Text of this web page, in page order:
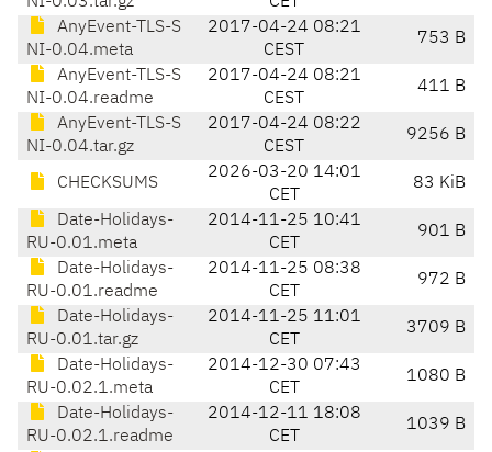
AnyEvent-TLS-S
NI-0.04.meta
2017-04-24 08:21
CEST
753 B
AnyEvent-TLS-S
NI-0.04.readme
2017-04-24 08:21
CEST
411 B
AnyEvent-TLS-S
NI-0.04.tar.gz
2017-04-24 08:22
CEST
9256 B
CHECKSUMS
2026-03-20 14:01
CET
83 KiB
Date-Holidays-
RU-0.01.meta
2014-11-25 10:41
CET
901 B
Date-Holidays-
RU-0.01.readme
2014-11-25 08:38
CET
972 B
Date-Holidays-
RU-0.01.tar.gz
2014-11-25 11:01
CET
3709 B
Date-Holidays-
RU-0.02.1.meta
2014-12-30 07:43
CET
1080 B
Date-Holidays-
RU-0.02.1.readme
2014-12-11 18:08
CET
1039 B